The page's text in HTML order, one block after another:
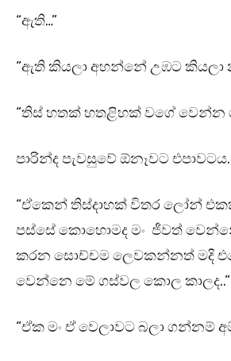
“ඇති…”
“ඇති කියලා අහන්නේ උඹට කියලා
“තිස් හතක් හතළිහක් වගේ වෙන්න
පාරින්ද පැවසුවේ ඕනෑවට එපාවටය.
“ඒකෙන් තිස්දාහක් විතර ලෝන්
පස්සේ කොහොමද මං ජීවත්
කරන සොච්චම ලෙවකන්නත් මදි
වෙන්නෙ මේ ගස්වල කොල කාලද..”
“ඒක මං ඒ වෙලාවට බලා ගන්නම්